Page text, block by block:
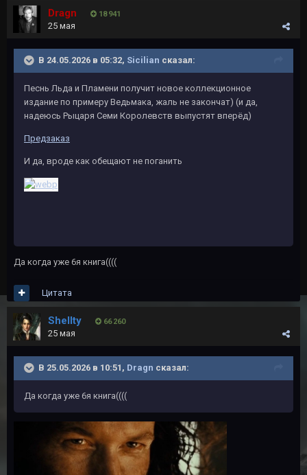
Dragn 18 941
25 мая
В 24.05.2026 в 05:32, Sicilian сказал:
Песнь Льда и Пламени получит новое коллекционное
издание по примеру Ведьмака, жаль не закончат) (и да,
надеюсь Рыцаря Семи Королевств выпустят вперёд)
Предзаказ
И да, вроде как обещают не поганить
Да когда уже 6я книга((((
Цитата
Shellty 66 260
25 мая
В 25.05.2026 в 10:51, Dragn сказал:
Да когда уже 6я книга((((